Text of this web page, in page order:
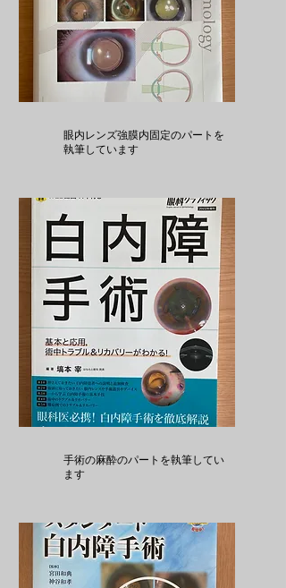
眼内レンズ強膜内固定のパートを
執筆しています
手術の麻酔のパートを執筆してい
ます